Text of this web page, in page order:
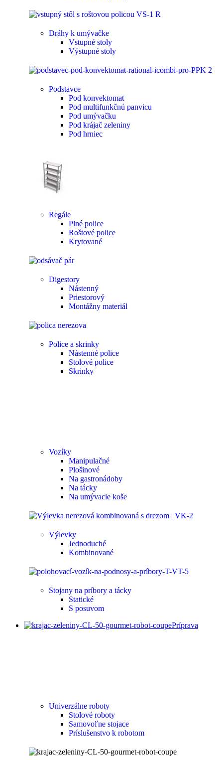
Dráhy k umývačke
Vstupné stoly
Výstupné stoly
Podstavce
Pod konvektomat
Pod multifunkčnú panvicu
Pod umývačku
Pod krájač zeleniny
Pod hrniec
Regále
Plné police
Roštové police
Krytované
Digestory
Nástenný
Priestorový
Montážny materiál
Police a skrinky
Nástenné police
Stolové police
Skrinky
Vozíky
Manipulačné
Plošinové
Na gastronádoby
Na tácky
Na umývacie koše
Výlevky
Jednoduché
Kombinované
Stojany na príbory a tácky
Statické
S posuvom
Príprava
Univerzálne roboty
Stolové roboty
Samovoľne stojace
Príslušenstvo k robotom